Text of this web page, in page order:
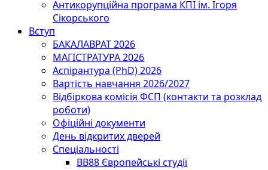
Антикорупційна програма КПІ ім. Ігоря
Сікорського
Вступ
БАКАЛАВРАТ 2026
МАГІСТРАТУРА 2026
Аспірантура (PhD) 2026
Вартість навчання 2026/2027
Відбіркова комісія ФСП (контакти та розклад
роботи)
Офіційні документи
День відкритих дверей
Спеціальності
BВ88 Європейські студії